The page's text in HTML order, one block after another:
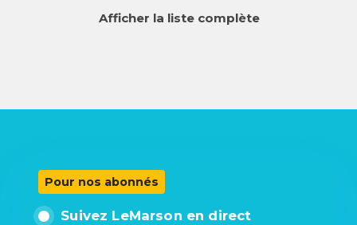
Afficher la liste complète
Pour nos abonnés
Suivez LeMarson en direct